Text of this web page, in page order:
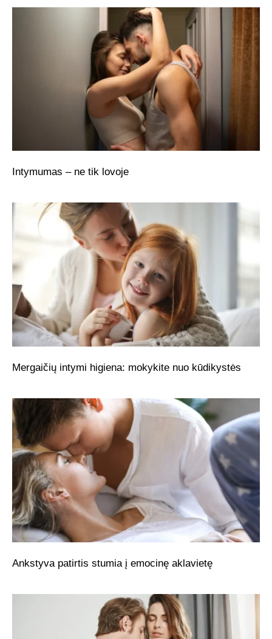
Intymumas – ne tik lovoje
Mergaičių intymi higiena: mokykite nuo kūdikystės
Ankstyva patirtis stumia į emocinę aklavietę